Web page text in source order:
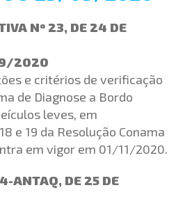
Nº 23, DE 24 DE
2020
e critérios de verificação
de Diagnose a Bordo
leves, em
e 19 da Resolução Conama
em vigor em 01/11/2020.
ANTAQ, DE 25 DE